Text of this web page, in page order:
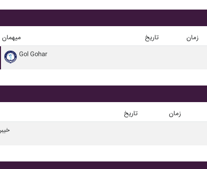
میهمان تاریخ زمان
Gol Gohar
تاریخ زمان